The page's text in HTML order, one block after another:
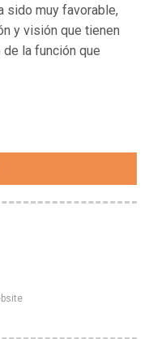
sido muy favorable,
y visión que tienen
la función que